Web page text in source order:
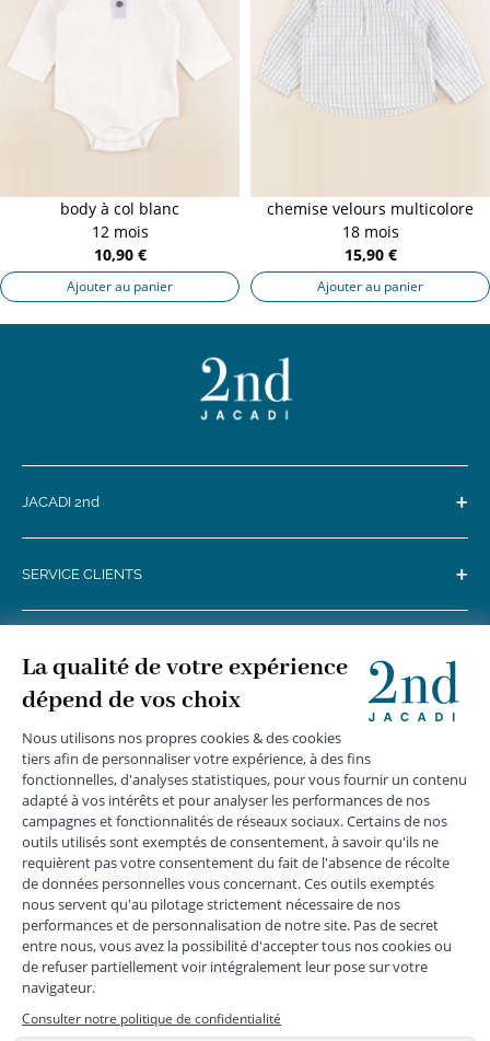
body à col blanc
12 mois
10,90 €
Ajouter au panier
chemise velours multicolore
18 mois
15,90 €
Ajouter au panier
JACADI 2nd +
SERVICE CLIENTS +
MENTIONS LÉGALES
DONNÉES PERSONNELLES
*Livraison express gratuite en point relais dès 59 € et à domicile dès 150
€ vers la France Métropolitaine
Les données collectées par la société JACADI, responsable
du traitement, sont nécessaires à l'envoi de newsletters, à la
création de compte, pour le traitement, le suivi et la livraison
de votre commande, ainsi que pour le suivi de votre
adhésion au programme fidélité. Conformément au
Règlement Européen 2016/679 du 27 avril 2016 sur la
protection des données personnelles, vous bénéficiez d'un
droit d'accès, d'édiction des directives anticipées, de